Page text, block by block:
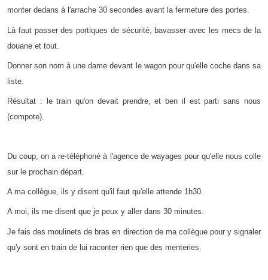
monter dedans à l'arrache 30 secondes avant la fermeture des portes.
Là faut passer des portiques de sécurité, bavasser avec les mecs de la
douane et tout.
Donner son nom à une dame devant le wagon pour qu'elle coche dans sa
liste.
Résultat : le train qu'on devait prendre, et ben il est parti sans nous
(compote).
Du coup, on a re-téléphoné à l'agence de wayages pour qu'elle nous colle
sur le prochain départ.
A ma collègue, ils y disent qu'il faut qu'elle attende 1h30.
A moi, ils me disent que je peux y aller dans 30 minutes.
Je fais des moulinets de bras en direction de ma collègue pour y signaler
qu'y sont en train de lui raconter rien que des menteries.